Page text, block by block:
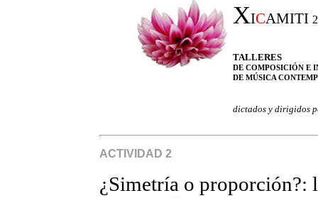
XICAMITI
TALLERES
DE COMPOSICIÓN E
DE MÚSICA
dictados y dirigidos
ACTIVIDAD 2
¿Simetría o proporción?: